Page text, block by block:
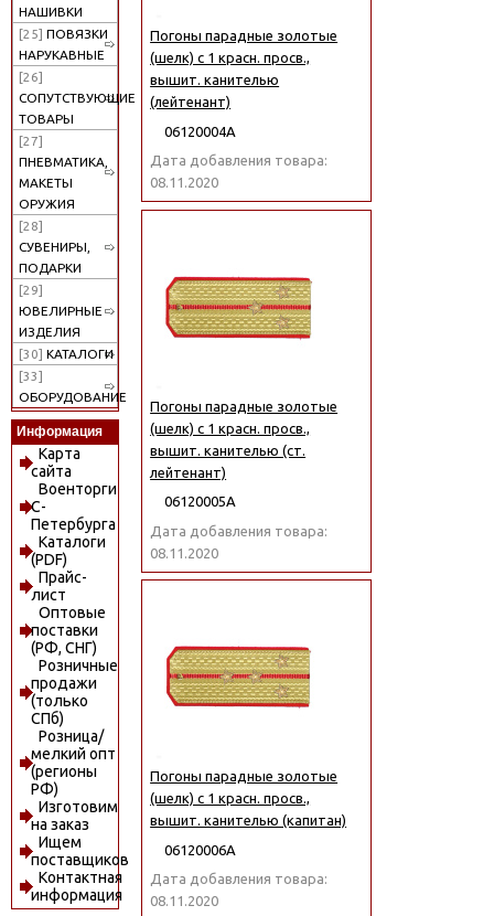
НАШИВКИ
[25] ПОВЯЗКИ
НАРУКАВНЫЕ
[26]
СОПУТСТВУЮЩИЕ
ТОВАРЫ
[27]
ПНЕВМАТИКА,
МАКЕТЫ
ОРУЖИЯ
[28]
СУВЕНИРЫ,
ПОДАРКИ
[29]
ЮВЕЛИРНЫЕ
ИЗДЕЛИЯ
[30] КАТАЛОГИ
[33]
ОБОРУДОВАНИЕ
Информация
Карта
сайта
Военторги
С-
Петербурга
Каталоги
(PDF)
Прайс-
лист
Оптовые
поставки
(РФ, СНГ)
Розничные
продажи
(только
СПб)
Розница/
мелкий опт
(регионы
РФ)
Изготовим
на заказ
Ищем
поставщиков
Контактная
информация
Погоны парадные золотые
(шелк) с 1 красн. просв.,
вышит. канителью
(лейтенант)
06120004А
Дата добавления товара:
08.11.2020
Погоны парадные золотые
(шелк) с 1 красн. просв.,
вышит. канителью (ст.
лейтенант)
06120005А
Дата добавления товара:
08.11.2020
Погоны парадные золотые
(шелк) с 1 красн. просв.,
вышит. канителью (капитан)
06120006А
Дата добавления товара:
08.11.2020